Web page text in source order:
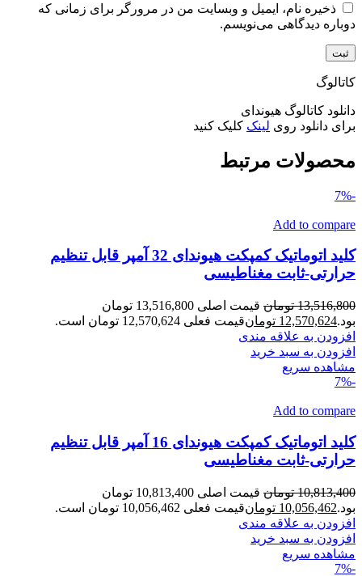
ذخیره نام، ایمیل و وبسایت من در مرورگر برای زمانی که
دوباره دیدگاهی می‌نویسم.
کاتالوگ
دانلود کاتالوگ هیوندای
برای دانلود روی لینک کلیک کنید
محصولات مرتبط
-7%
Add to compare
کلید اتوماتیک کمپکت هیوندای 32 آمپر قابل تنظیم
حرارتی-ثابت مغناطیسی
13,516,800 تومان
قیمت اصلی 13,516,800 تومان
بود.12,570,624 تومانقیمت فعلی 12,570,624 تومان است.
افزودن به علاقه مندی
افزودن به سبد خرید
مشاهده سریع
-7%
Add to compare
کلید اتوماتیک کمپکت هیوندای 16 آمپر قابل تنظیم
حرارتی-ثابت مغناطیسی
10,813,400 تومان
قیمت اصلی 10,813,400 تومان
بود.10,056,462 تومانقیمت فعلی 10,056,462 تومان است.
افزودن به علاقه مندی
افزودن به سبد خرید
مشاهده سریع
-7%